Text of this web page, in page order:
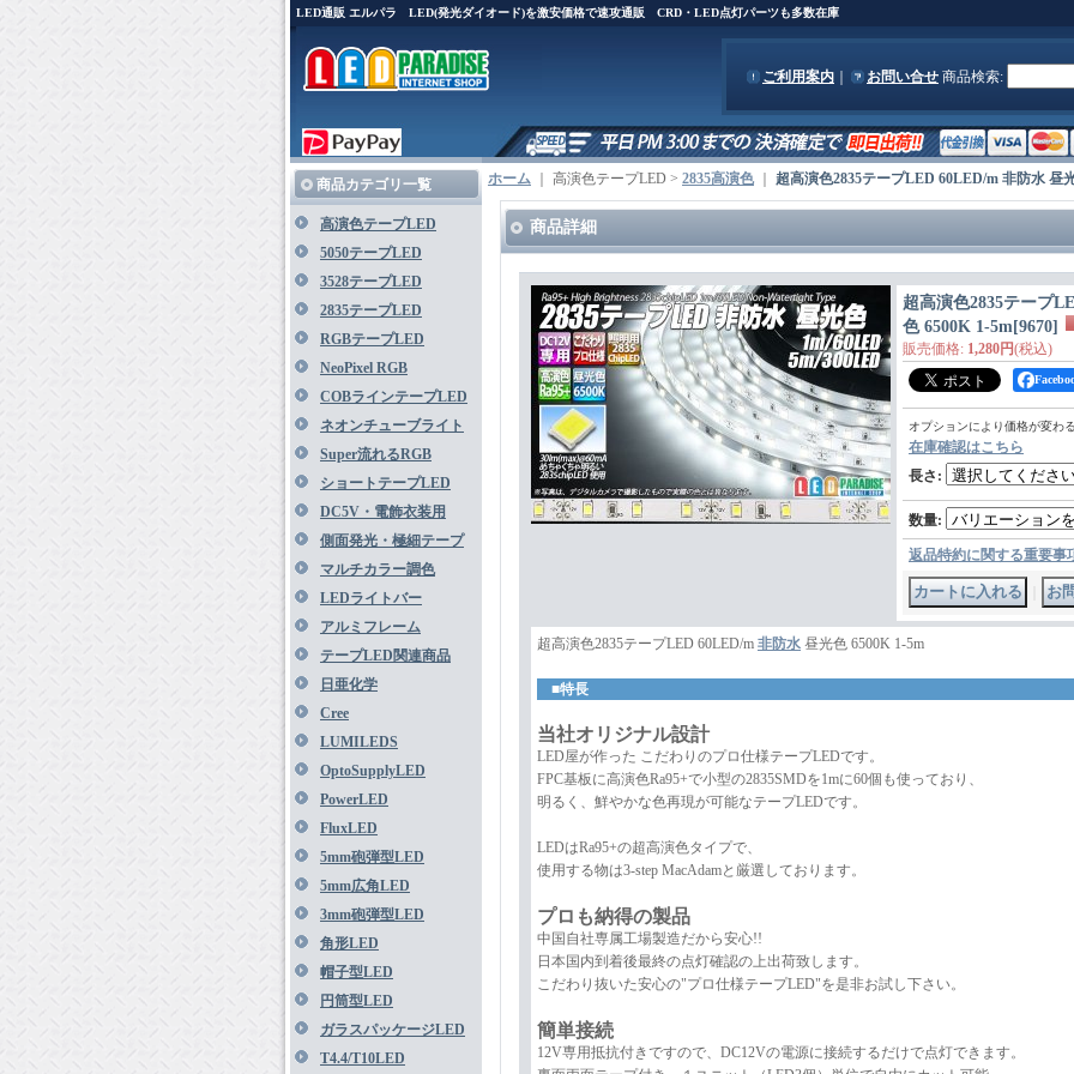
LED通販 エルパラ LED(発光ダイオード)を激安価格で速攻通販 CRD・LED点灯パーツも多数在庫
ご利用案内 お問い合せ 商品検索:
商品カテゴリ一覧
高演色テープLED
5050テープLED
3528テープLED
2835テープLED
RGBテープLED
NeoPixel RGB
COBラインテープLED
ネオンチューブライト
Super流れるRGB
ショートテープLED
DC5V・電飾衣装用
側面発光・極細テープ
マルチカラー調色
LEDライトバー
アルミフレーム
テープLED関連商品
日亜化学
Cree
LUMILEDS
OptoSupplyLED
PowerLED
FluxLED
5mm砲弾型LED
5mm広角LED
3mm砲弾型LED
角形LED
帽子型LED
円筒型LED
ガラスパッケージLED
T4.4/T10LED
ホーム ｜ 高演色テープLED > 2835高演色 超高演色2835テープLED 60LED/m 非防水 昼
商品詳細
超高演色2835テープ
色 6500K 1-5m[9670]
販売価格: 1,280円(税込)
オプションにより価格が変わ
在庫確認はこちら
長さ :
数量:
返品特約に関する重要事
超高演色2835テープLED 60LED/m 非防水 昼光色 6500K 1-5m
■特長
当社オリジナル設計
LED屋が作った こだわりのプロ仕様テープLEDです。
FPC基板に高演色Ra95+で小型の2835SMDを1mに60個も使っており、
明るく、鮮やかな色再現が可能なテープLEDです。
LEDはRa95+の超高演色タイプで、
使用する物は3-step MacAdamと厳選しております。
プロも納得の製品
中国自社専属工場製造だから安心!!
日本国内到着後最終の点灯確認の上出荷致します。
こだわり抜いた安心の"プロ仕様テープLED"を是非お試し下さい。
簡単接続
12V専用抵抗付きですので、DC12Vの電源に接続するだけで点灯できます。